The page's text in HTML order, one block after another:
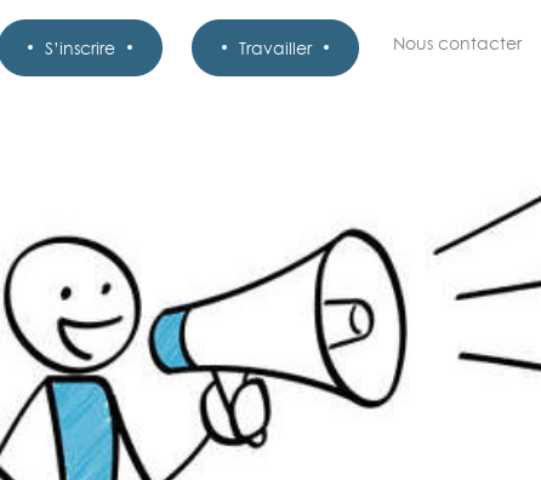
S’inscrire Travailler Nous contacter